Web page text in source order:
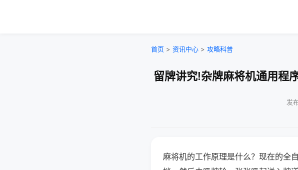
首页 > 资讯中心 > 攻略科普
留牌讲究!杂牌麻将机通用程
发
麻将机的工作原理是什么？现在的全